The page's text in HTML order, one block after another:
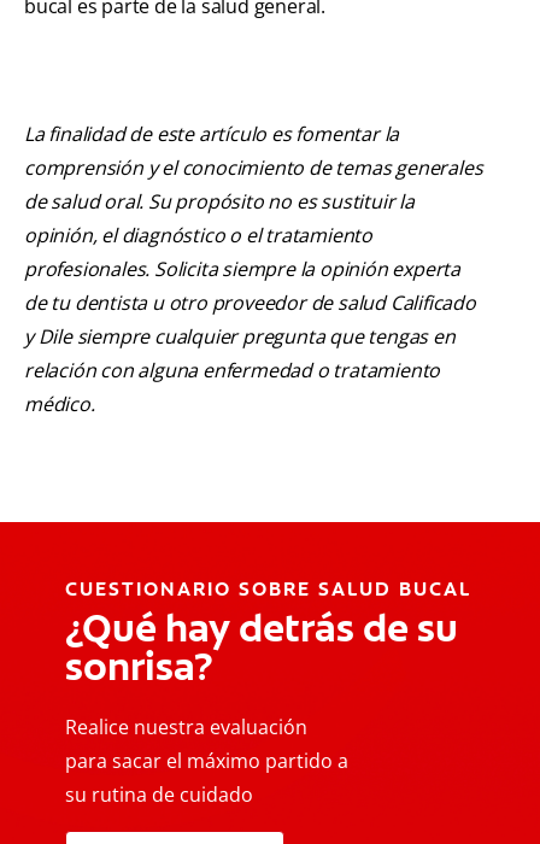
bucal es parte de la salud general.
La finalidad de este artículo es fomentar la
comprensión y el conocimiento de temas generales
de salud oral. Su propósito no es sustituir la
opinión, el diagnóstico o el tratamiento
profesionales. Solicita siempre la opinión experta
de tu dentista u otro proveedor de salud Calificado
y Dile siempre cualquier pregunta que tengas en
relación con alguna enfermedad o tratamiento
médico.
CUESTIONARIO SOBRE SALUD BUCAL
¿Qué hay detrás de su
sonrisa?
Realice nuestra evaluación
para sacar el máximo partido a
su rutina de cuidado